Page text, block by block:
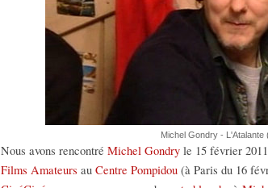
Michel Gondry - L'Atalante
Nous avons rencontré Michel Gondry le 15 février
Films Amateurs au Centre Pompidou (à Paris du 16